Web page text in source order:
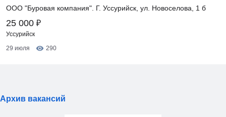
ООО "Буровая компания". Г. Уссурийск, ул. Новоселова, 1 б
25 000 ₽
Уссурийск
29 июля
290
Архив вакансий